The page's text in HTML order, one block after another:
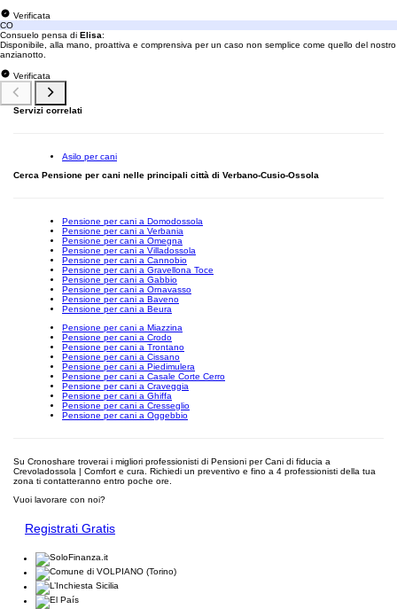
Verificata
CO
Consuelo pensa di Elisa:
Disponibile, alla mano, proattiva e comprensiva per un caso non semplice come quello del nostro
anzianotto.
Verificata
Servizi correlati
Asilo per cani
Cerca Pensione per cani nelle principali città di Verbano-Cusio-Ossola
Pensione per cani a Domodossola
Pensione per cani a Verbania
Pensione per cani a Omegna
Pensione per cani a Villadossola
Pensione per cani a Cannobio
Pensione per cani a Gravellona Toce
Pensione per cani a Gabbio
Pensione per cani a Ornavasso
Pensione per cani a Baveno
Pensione per cani a Beura
Pensione per cani a Miazzina
Pensione per cani a Crodo
Pensione per cani a Trontano
Pensione per cani a Cissano
Pensione per cani a Piedimulera
Pensione per cani a Casale Corte Cerro
Pensione per cani a Craveggia
Pensione per cani a Ghiffa
Pensione per cani a Cresseglio
Pensione per cani a Oggebbio
Su Cronoshare troverai i migliori professionisti di Pensioni per Cani di fiducia a
Crevoladossola | Comfort e cura. Richiedi un preventivo e fino a 4 professionisti della tua
zona ti contatteranno entro poche ore.
Vuoi lavorare con noi?
Registrati Gratis